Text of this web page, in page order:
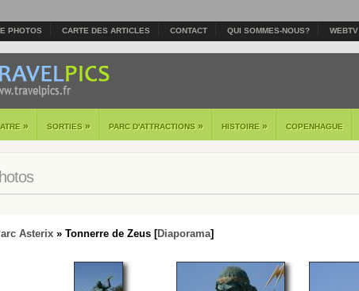
PHOTOS CARTE DES ARTICLES CONTACT QUI SOMMES-NOUS? WEBTV
» SORTIES » PARC D'ATTRACTIONS » HISTOIRE » COPENHAGUE
Asterix » Tonnerre de Zeus [Diaporama]